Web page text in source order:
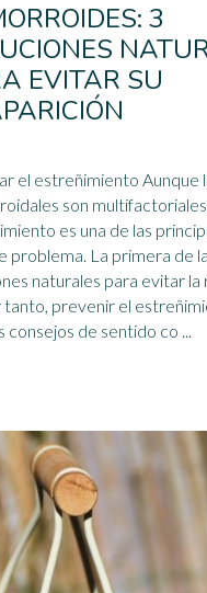
3
EVITAR SU
el estreñimiento Aunque
son
es una de las
La primera de las 3
naturales para evitar
tanto, prevenir el
consejos de sentido co ...